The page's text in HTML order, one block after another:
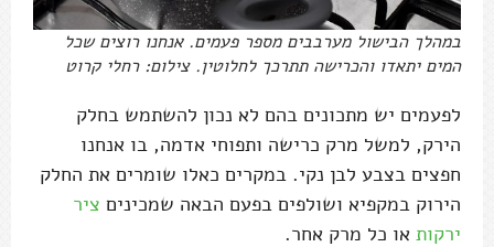
במהלך הבישול מערבבים מספר פעמים. אנחנו רוצים שכל
המים יתאדו והכרישה תתרכך לחלוטין. צילום: רחלי קרוט
לפעמים יש מתכונים בהם לא נכון להשתמש בחלק
הירק, למשל מרק כרישה ותפוחי אדמה, בו אנחנו
חפצים בצבע לבן נקי. במקרים כאלו שומרים את החלק
הירוק במקפיא ושולפים בפעם הבאה שמכינים ציר
ירקות או כל מרק אחר.